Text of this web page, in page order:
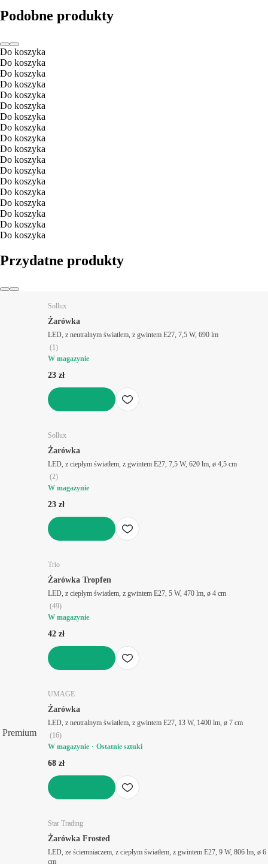
Podobne produkty
Do koszyka
Do koszyka
Do koszyka
Do koszyka
Do koszyka
Do koszyka
Do koszyka
Do koszyka
Do koszyka
Do koszyka
Do koszyka
Do koszyka
Do koszyka
Do koszyka
Do koszyka
Do koszyka
Do koszyka
Do koszyka
Przydatne produkty
Sollux
Żarówka
LED, z neutralnym światłem, z gwintem E27, 7,5 W, 690 lm
(1)
W magazynie
23 zł
Sollux
Żarówka
LED, z ciepłym światłem, z gwintem E27, 7,5 W, 620 lm, ø 4,5 cm
(2)
W magazynie
23 zł
Trio
Żarówka Tropfen
LED, z ciepłym światłem, z gwintem E27, 5 W, 470 lm, ø 4 cm
(49)
W magazynie
42 zł
Premium
UMAGE
Żarówka
LED, z neutralnym światłem, z gwintem E27, 13 W, 1400 lm, ø 7 cm
(16)
W magazynie
Ostatnie sztuki
68 zł
Star Trading
Żarówka Frosted
LED, ze ściemniaczem, z ciepłym światłem, z gwintem E27, 9 W, 806 lm, ø 6
cm